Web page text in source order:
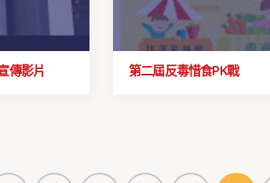
傳影片 第二屆反毒惜食PK戰